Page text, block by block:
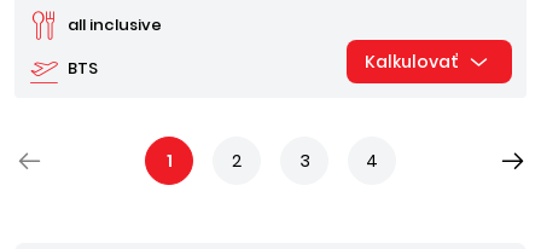
BTS
all inclusive
Kalkulovať
1 2 3 4